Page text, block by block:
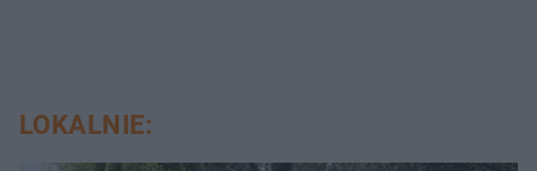
LOKALNIE: